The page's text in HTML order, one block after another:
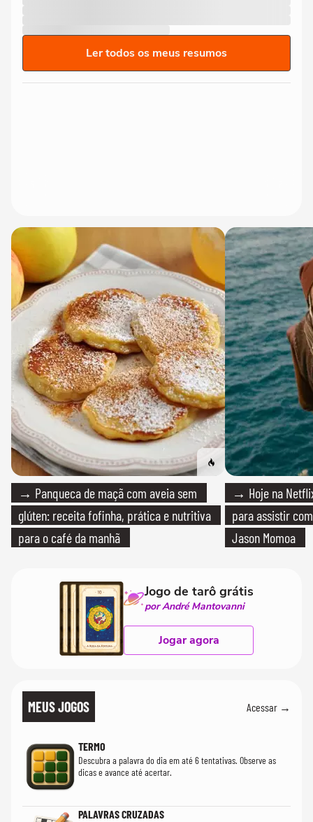
Ler todos os meus resumos
→ Panqueca de maçã com aveia sem
glúten: receita fofinha, prática e nutritiva
para o café da manhã
→ Hoje na
para assistir
Jason Momoa
Jogo de tarô grátis
por André Mantovanni
Jogar agora
MEUS JOGOS Acessar →
TERMO
Descubra a palavra do dia em até 6 tentativas. Observe as
dicas e avance até acertar.
PALAVRAS CRUZADAS